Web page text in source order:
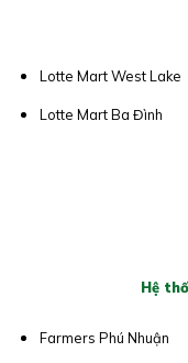
Lotte Mart West Lake
Lotte Mart Ba Đình
Hệ
Farmers Phú Nhuận